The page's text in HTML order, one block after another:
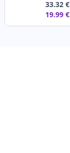
33.32 €
19.99 €